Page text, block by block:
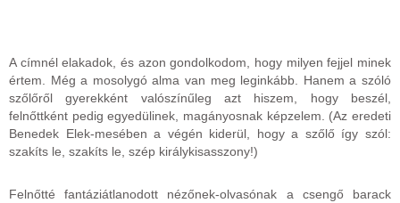
A címnél elakadok, és azon gondolkodom, hogy milyen fejjel minek
értem. Még a mosolygó alma van meg leginkább. Hanem a szóló
szőlőről gyerekként valószínűleg azt hiszem, hogy beszél,
felnőttként pedig egyedülinek, magányosnak képzelem. (Az eredeti
Benedek Elek-mesében a végén kiderül, hogy a szőlő így szól:
szakíts le, szakíts le, szép királykisasszony!)
Felnőtté fantáziátlanodott nézőnek-olvasónak a csengő barack